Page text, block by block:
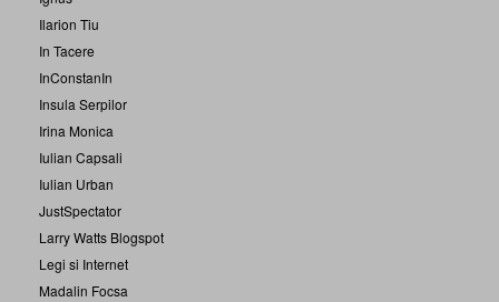
Ilarion Tiu
In Tacere
InConstanIn
Insula Serpilor
Irina Monica
Iulian Capsali
Iulian Urban
JustSpectator
Larry Watts Blogspot
Legi si Internet
Madalin Focsa